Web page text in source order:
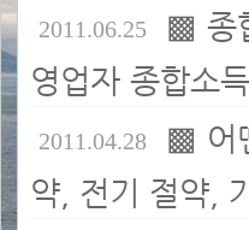
2011.06.25 ▩ 종
영업자 종합소
2011.04.28 ▩ 어
약, 전기 절약,